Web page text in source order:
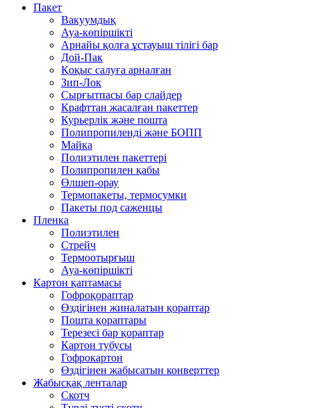
Пакет
Вакуумдық
Ауа-көпіршікті
Арнайы қолға ұстауыш тілігі бар
Дой-Пак
Қоқыс салуға арналған
Зип-Лок
Сырғытпасы бар слайдер
Крафттан жасалған пакеттер
Курьерлік және пошта
Полипропиленді және БОПП
Майка
Полиэтилен пакеттері
Полипропилен қабы
Өлшеп-орау
Термопакеты, термосумки
Пакеты под саженцы
Пленка
Полиэтилен
Стрейч
Термоотырғыш
Ауа-көпіршікті
Картон қаптамасы
Гофроқораптар
Өздігінен жиналатын қораптар
Пошта қораптары
Терезесі бар қораптар
Картон тубусы
Гофрокартон
Өздігінен жабысатын конверттер
Жабысқақ ленталар
Скотч